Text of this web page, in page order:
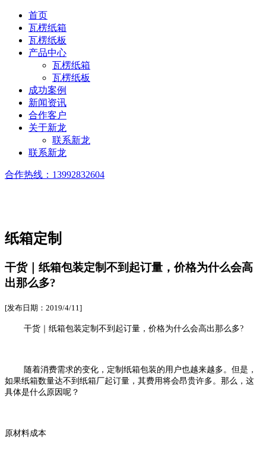
首页
瓦楞纸箱
瓦楞纸板
产品中心
瓦楞纸箱
瓦楞纸板
成功案例
新闻资讯
合作客户
关于新龙
联系新龙
联系新龙
合作热线： 13992832604
纸箱定制
干货｜纸箱包装定制不到起订量，价格为什么会高
出那么多?
[发布日期：2019/4/11]
干货｜纸箱包装定制不到起订量，价格为什么会高出那么多?
随着消费需求的变化，定制纸箱包装的用户也越来越多。但是，
如果纸箱数量达不到纸箱厂起订量，其费用将会昂贵许多。那么，这
具体是什么原因呢？
原材料成本